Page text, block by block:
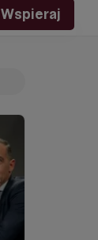
Wspieraj